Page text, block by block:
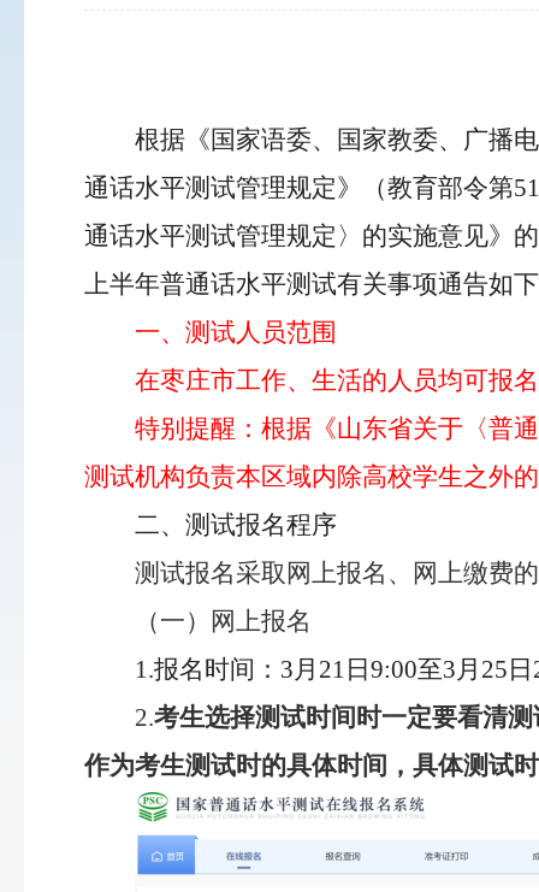
根据《国家语委、国家教委、广播
通话水平测试管理规定》（教育部令第
通话水平测试管理规定〉的实施意见》
上半年普通话水平测试有关事项通告如
一、测试人员范围
在枣庄市工作、生活的人员均可报
特别提醒：根据《山东省关于〈普
测试机构负责本区域内除高校学生之外
二、测试报名程序
测试报名采取网上报名、网上缴费
（一）网上报名
1.报名时间：3月21日9:00至3月25日
2.考生选择测试时间时一定要看清
作为考生测试时的具体时间，具体测试